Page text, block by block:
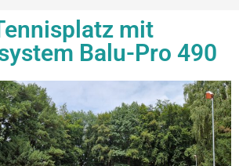
mit
Balu-Pro 490